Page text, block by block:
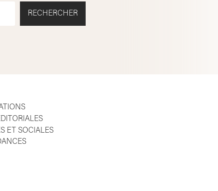
RECHERCHER
ET SOCIALES